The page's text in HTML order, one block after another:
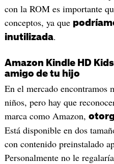
con la ROM es importante
conceptos, ya que
inutilizada.
Amazon Kindle HD
amigo de tu hijo
En el mercado encontramos
niños, pero hay que
marca como Amazon,
Está disponible en dos
con contenido preinstalado
Personalmente no le